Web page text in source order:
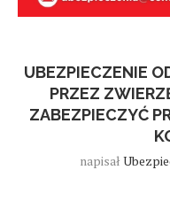
UBEZPIECZENIE
PRZEZ
ZABEZPIECZYĆ
napisał